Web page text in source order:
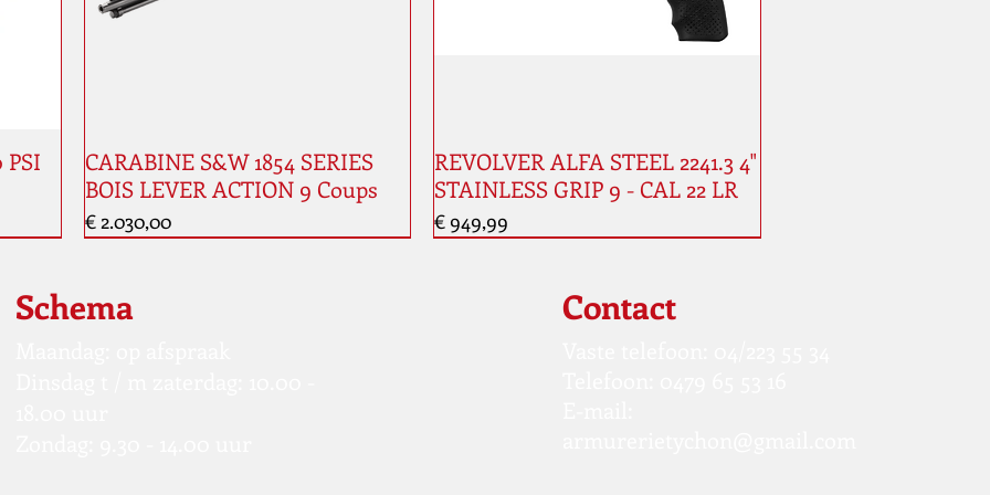
CARABINE S&W 1854 SERIES
BOIS LEVER ACTION 9 Coups
Prijs
€ 2.030,00
REVOLVER ALFA STEEL 2241.3 4"
STAINLESS GRIP 9 - CAL 22 LR
Prijs
€ 949,99
Schema Contact